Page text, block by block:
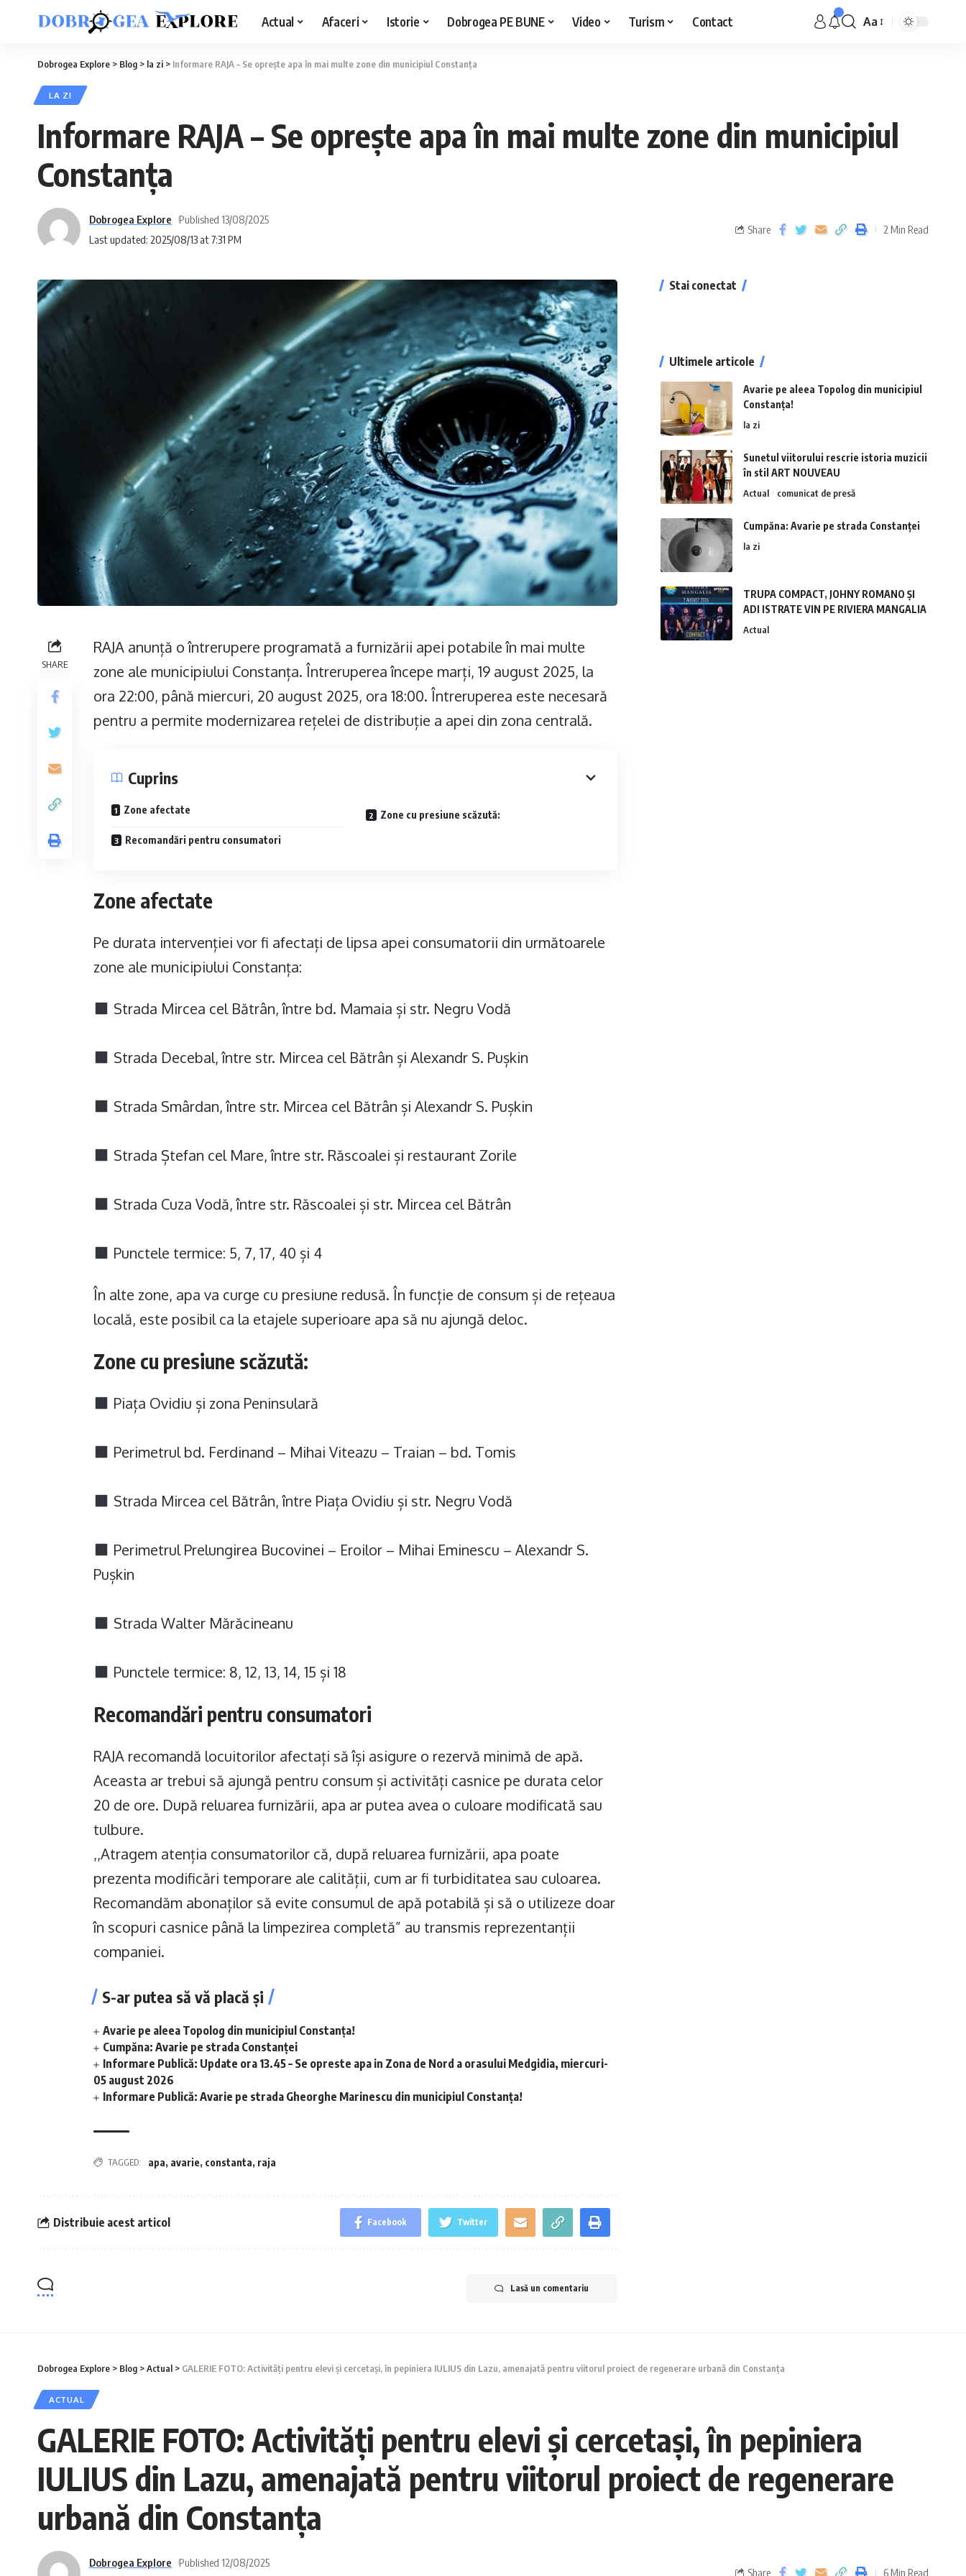
Actual Afaceri Istorie Dobrogea PE BUNE Video Turism Contact Aa
Dobrogea Explore > Blog > la zi > Informare RAJA – Se oprește apa în mai multe zone din municipiul Constanța
LA ZI
Informare RAJA – Se oprește apa în mai multe zone din municipiul
Constanța
Last updated: 2025/08/13 at 7:31 PM
Dobrogea Explore Published 13/08/2025
Share 2 Min Read
SHARE
RAJA anunță o întrerupere programată a furnizării apei potabile în mai multe
zone ale municipiului Constanța. Întreruperea începe marți, 19 august 2025, la
ora 22:00, până miercuri, 20 august 2025, ora 18:00. Întreruperea este necesară
pentru a permite modernizarea rețelei de distribuție a apei din zona centrală.
Cuprins
Zone afectate Zone cu presiune scăzută:
Recomandări pentru consumatori
Zone afectate
Pe durata intervenției vor fi afectați de lipsa apei consumatorii din următoarele
zone ale municipiului Constanța:
Strada Mircea cel Bătrân, între bd. Mamaia și str. Negru Vodă
Strada Decebal, între str. Mircea cel Bătrân și Alexandr S. Pușkin
Strada Smârdan, între str. Mircea cel Bătrân și Alexandr S. Pușkin
Strada Ștefan cel Mare, între str. Răscoalei și restaurant Zorile
Strada Cuza Vodă, între str. Răscoalei și str. Mircea cel Bătrân
Punctele termice: 5, 7, 17, 40 și 4
În alte zone, apa va curge cu presiune redusă. În funcție de consum și de rețeaua
locală, este posibil ca la etajele superioare apa să nu ajungă deloc.
Zone cu presiune scăzută:
Piața Ovidiu și zona Peninsulară
Perimetrul bd. Ferdinand – Mihai Viteazu – Traian – bd. Tomis
Strada Mircea cel Bătrân, între Piața Ovidiu și str. Negru Vodă
Perimetrul Prelungirea Bucovinei – Eroilor – Mihai Eminescu – Alexandr S.
Pușkin
Strada Walter Mărăcineanu
Punctele termice: 8, 12, 13, 14, 15 și 18
Recomandări pentru consumatori
RAJA recomandă locuitorilor afectați să își asigure o rezervă minimă de apă.
Aceasta ar trebui să ajungă pentru consum și activități casnice pe durata celor
20 de ore. După reluarea furnizării, apa ar putea avea o culoare modificată sau
tulbure.
,,Atragem atenția consumatorilor că, după reluarea furnizării, apa poate
prezenta modificări temporare ale calității, cum ar fi turbiditatea sau culoarea.
Recomandăm abonaților să evite consumul de apă potabilă și să o utilizeze doar
în scopuri casnice până la limpezirea completă” au transmis reprezentanții
companiei.
S-ar putea să vă placă și
Avarie pe aleea Topolog din municipiul Constanța!
Cumpăna: Avarie pe strada Constanței
Informare Publică: Update ora 13.45 – Se opreste apa in Zona de Nord a orasului Medgidia, miercuri-
05 august 2026
Informare Publică: Avarie pe strada Gheorghe Marinescu din municipiul Constanța!
TAGGED: apa, avarie, constanta, raja
Distribuie acest articol Facebook Twitter
Lasă un comentariu
Stai conectat
Ultimele articole
Avarie pe aleea Topolog din municipiul
Constanța!
la zi
Sunetul viitorului rescrie istoria muzicii
în stil ART NOUVEAU
Actual comunicat de presă
Cumpăna: Avarie pe strada Constanței
la zi
TRUPA COMPACT, JOHNY ROMANO ȘI
ADI ISTRATE VIN PE RIVIERA MANGALIA
Actual
Dobrogea Explore > Blog >Actual > GALERIE FOTO: Activități pentru elevi și cercetași, în pepiniera IULIUS din Lazu, amenajată pentru viitorul proiect de regenerare urbană din Constanța
ACTUAL
GALERIE FOTO: Activități pentru elevi și cercetași, în pepiniera
IULIUS din Lazu, amenajată pentru viitorul proiect de regenerare
urbană din Constanța
Dobrogea Explore Published 12/08/2025
Share 6 Min Read